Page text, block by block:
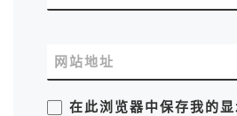
网站地址
在此浏览器中保存我的